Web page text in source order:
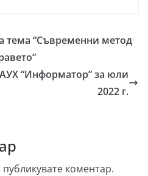
тема “Съвременни метод
“Информатор” за юли
2022 г.
публикувате коментар.